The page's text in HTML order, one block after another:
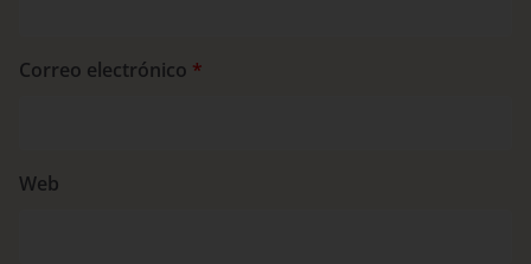
Correo electrónico *
Web